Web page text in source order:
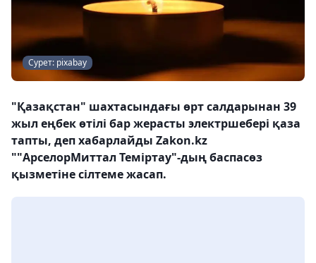
Сурет: pixabay
"Қазақстан" шахтасындағы өрт салдарынан 39
жыл еңбек өтілі бар жерасты электршебері қаза
тапты, деп хабарлайды Zakon.kz
""АрселорМиттал Теміртау"-дың баспасөз
қызметіне сілтеме жасап.